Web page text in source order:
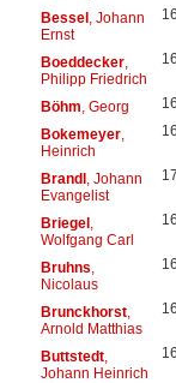
Bessel, Johann
Ernst
Boeddecker,
Philipp Friedrich
Böhm , Georg
Bokemeyer,
Heinrich
Brandl, Johann
Evangelist
Briegel,
Wolfgang Carl
Bruhns
Nicolaus
Brunckhorst,
Arnold Matthias
Buttstedt,
Johann Heinrich